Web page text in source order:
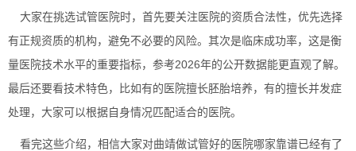
大家在挑选试管医院时，首先要关注医院的资质合法性，优先选择
有正规资质的机构，避免不必要的风险。其次是临床成功率，这是衡
量医院技术水平的重要指标，参考2026年的公开数据能更直观了解。
最后还要看技术特色，比如有的医院擅长胚胎培养，有的擅长并发症
处理，大家可以根据自身情况匹配适合的医院。
看完这些介绍，相信大家对曲靖做试管好的医院哪家靠谱已经有了